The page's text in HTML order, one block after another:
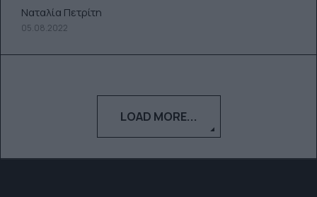
Ναταλία Πετρίτη
05.08.2022
LOAD MORE...